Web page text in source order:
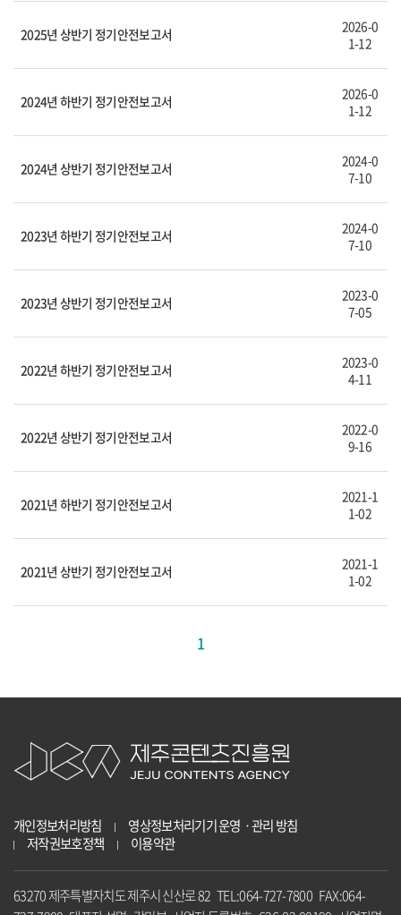
2025년 상반기 정기안전보고서
2026-0
1-12
2024년 하반기 정기안전보고서
2026-0
1-12
2024년 상반기 정기안전보고서
2024-0
7-10
2023년 하반기 정기안전보고서
2024-0
7-10
2023년 상반기 정기안전보고서
2023-0
7-05
2022년 하반기 정기안전보고서
2023-0
4-11
2022년 상반기 정기안전보고서
2022-0
9-16
2021년 하반기 정기안전보고서
2021-1
1-02
2021년 상반기 정기안전보고서
2021-1
1-02
1
개인정보처리방침
영상정보처리기기 운영ㆍ관리 방침
저작권보호정책
이용약관
63270 제주특별자치도 제주시 신산로 82 TEL:064-727-7800 FAX:064-